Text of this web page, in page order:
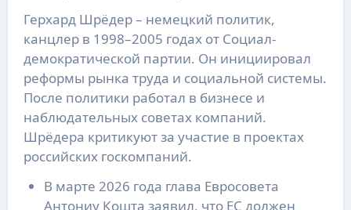
Герхард Шрёдер – немецкий политик,
канцлер в 1998–2005 годах от Социал-
демократической партии. Он инициировал
реформы рынка труда и социальной системы.
После политики работал в бизнесе и
наблюдательных советах компаний.
Шрёдера критикуют за участие в проектах
российских госкомпаний.
В марте 2026 года глава Евросовета
Антониу Кошта заявил, что ЕС должен